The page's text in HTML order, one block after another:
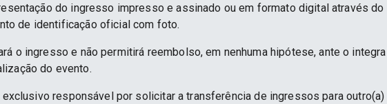
do ingresso impresso e assinado ou em formato digital através do
de identificação oficial com foto.
o ingresso e não permitirá reembolso, em nenhuma hipótese, ante o integral
do evento.
responsável por solicitar a transferência de ingressos para outro(a)